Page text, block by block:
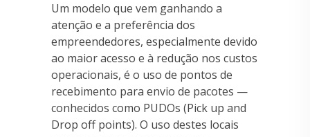
Um modelo que vem ganhando a
atenção e a preferência dos
empreendedores, especialmente devido
ao maior acesso e à redução nos custos
operacionais, é o uso de pontos de
recebimento para envio de pacotes —
conhecidos como PUDOs (Pick up and
Drop off points). O uso destes locais